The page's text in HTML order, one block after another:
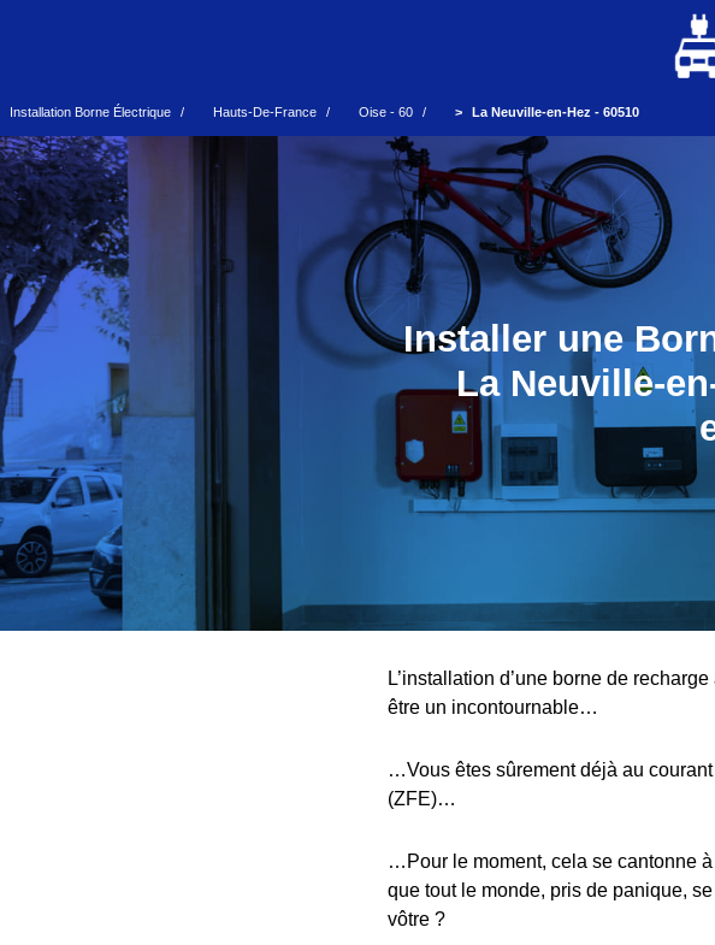
Installation Borne Électrique Hauts-De-France Oise - 60 La Neuville-en-Hez - 60510
Installer une
La Neuville-
L’installation d’une borne de
être un incontournable…
…Vous êtes sûrement déjà au
(ZFE)…
…Pour le moment, cela se cantonne
que tout le monde, pris de panique,
vôtre ?